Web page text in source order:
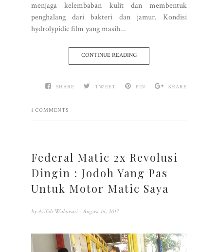
menjaga kelembaban kulit dan membentuk
penghalang dari bakteri dan jamur. Kondisi
hydrolypidic film yang masih...
CONTINUE READING
SHARE TWEET PIN SHARE
1 COMMENTS
Federal Matic 2x Revolusi
Dingin : Jodoh Yang Pas
Untuk Motor Matic Saya
by Arifah Wulansari - August 16, 2017